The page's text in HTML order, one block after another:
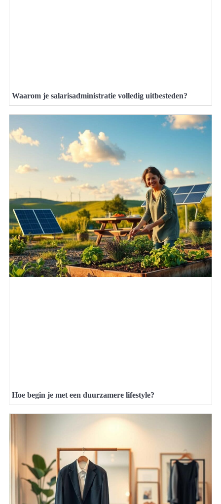
Waarom je salarisadministratie volledig uitbesteden?
Hoe begin je met een duurzamere lifestyle?